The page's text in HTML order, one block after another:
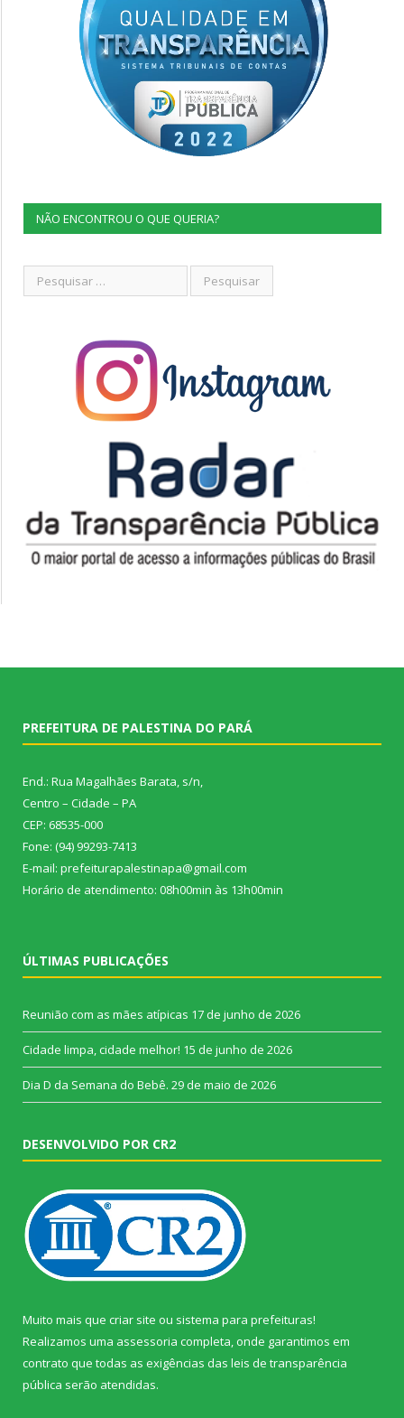
NÃO ENCONTROU O QUE QUERIA?
PREFEITURA DE PALESTINA DO PARÁ
End.: Rua Magalhães Barata, s/n,
Centro – Cidade – PA
CEP: 68535-000
Fone: (94) 99293-7413
E-mail: prefeiturapalestinapa@gmail.com
Horário de atendimento: 08h00min às 13h00min
ÚLTIMAS PUBLICAÇÕES
Reunião com as mães atípicas 17 de junho de 2026
Cidade limpa, cidade melhor! 15 de junho de 2026
Dia D da Semana do Bebê. 29 de maio de 2026
DESENVOLVIDO POR CR2
Muito mais que criar site ou sistema para prefeituras!
Realizamos uma assessoria completa, onde garantimos em
contrato que todas as exigências das leis de transparência
pública serão atendidas.